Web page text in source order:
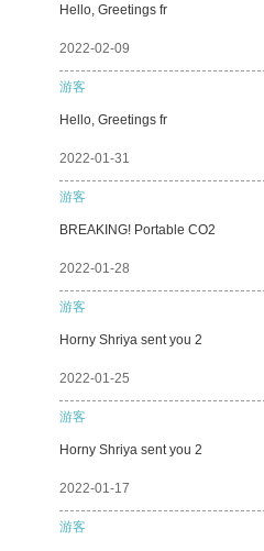
Hello, Greetings fr
2022-02-09
游客
Hello, Greetings fr
2022-01-31
游客
BREAKING! Portable CO2
2022-01-28
游客
Horny Shriya sent you 2
2022-01-25
游客
Horny Shriya sent you 2
2022-01-17
游客